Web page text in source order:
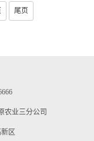
尾页
农业三分公司
区